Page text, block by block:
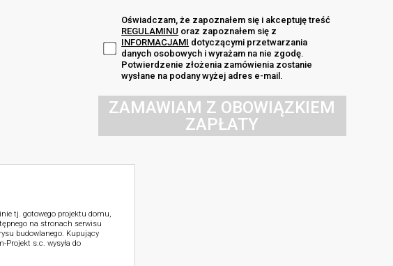
Oświadczam, że zapoznałem się i akceptuję treść
REGULAMINU oraz zapoznałem się z
INFORMACJAMI dotyczącymi przetwarzania
danych osobowych i wyrażam na nie zgodę.
Potwierdzenie złożenia zamówienia zostanie
wysłane na podany wyżej adres e-mail.
ZAMAWIAM Z OBOWIĄZKIEM
ZAPŁATY
tj. gotowego projektu domu,
na stronach serwisu
budowlanego. Kupujący
Projekt s.c. wysyła do